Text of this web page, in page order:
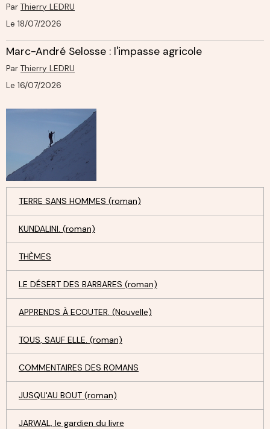
Par Thierry LEDRU
Le 18/07/2026
Marc-André Selosse : l'impasse agricole
Par Thierry LEDRU
Le 16/07/2026
TERRE SANS HOMMES (roman)
KUNDALINI. (roman)
THÈMES
LE DÉSERT DES BARBARES (roman)
APPRENDS À ECOUTER. (Nouvelle)
TOUS, SAUF ELLE. (roman)
COMMENTAIRES DES ROMANS
JUSQU'AU BOUT (roman)
JARWAL, le gardien du livre